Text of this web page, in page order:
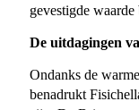
gevestigde
De uitdagingen
Ondanks de
benadrukt